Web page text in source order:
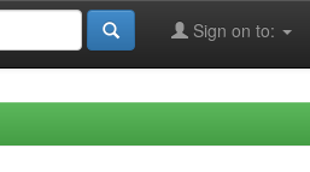
Sign on to: